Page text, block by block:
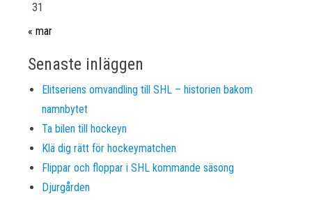
31
« mar
Senaste inläggen
Elitseriens omvandling till SHL – historien bakom
namnbytet
Ta bilen till hockeyn
Klä dig rätt för hockeymatchen
Flippar och floppar i SHL kommande säsong
Djurgården